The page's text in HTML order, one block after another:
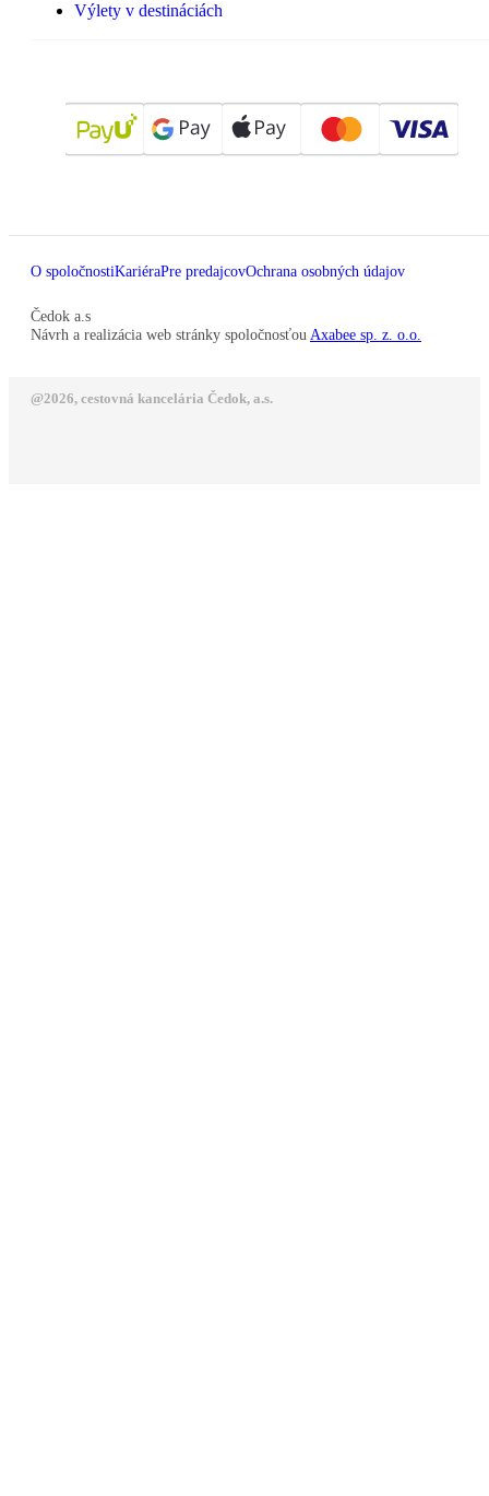
Výlety v destináciách
O spoločnostiKariéraPre predajcovOchrana osobných údajov
Čedok a.s
Návrh a realizácia web stránky spoločnosťou Axabee sp. z. o.o.
@2026, cestovná kancelária Čedok, a.s.